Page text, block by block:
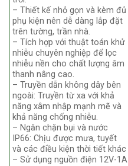
– Thiết kế nhỏ gọn và kèm đủ
phụ kiện nên dễ dàng lắp đặt
trên tường, trần nhà.
– Tích hợp với thuật toán khử
nhiễu chuyên nghiệp để lọc
nhiễu nền cho chất lượng âm
thanh nâng cao.
– Truyền dẫn không dây bên
ngoài: Truyền từ xa với khả
năng xâm nhập mạnh mẽ và
khả năng chống nhiễu.
– Ngăn chặn bụi và nước
IP66: Chịu được mưa, tuyết
và các điều kiện thời tiết khác
– Sử dụng nguồn điện 12V-1A